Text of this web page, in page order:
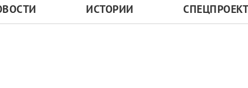
ИСТОРИИ